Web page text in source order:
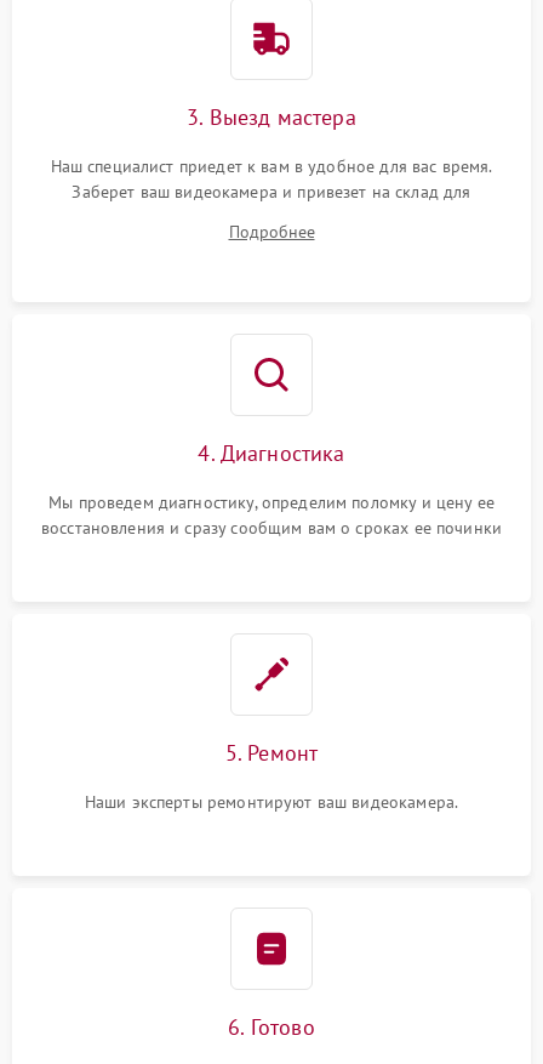
3. Выезд мастера
Наш специалист приедет к вам в удобное для вас время.
Заберет ваш видеокамера и привезет на склад для
Подробнее
4. Диагностика
Мы проведем диагностику, определим поломку и цену ее
восстановления и сразу сообщим вам о сроках ее починки
5. Ремонт
Наши эксперты ремонтируют ваш видеокамера.
6. Готово